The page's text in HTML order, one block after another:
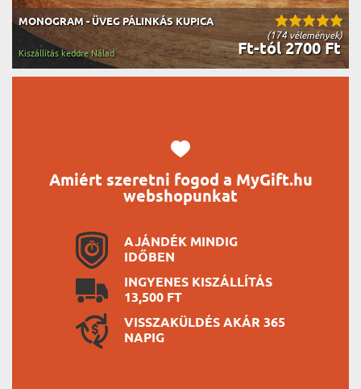
(174 vélemények)
MONOGRAM - ÜVEG PÁLINKÁS KUPICA
Ft-tól 2700 Ft
Kiszállítás keddre Nálad
Amiért szeretni fogod a MyGift.hu
webshopunkat
AJÁNDÉK MINDIG
IDŐBEN
INGYENES KISZÁLLÍTÁS
13,500 FT
VISSZAKÜLDÉS AKÁR 365
NAPIG